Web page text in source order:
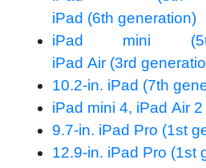
iPad (6th generation)
iPad mini
iPad Air (3rd
10.2-in. iPad (7th
iPad mini 4, iPad Air 2
9.7-in. iPad Pro (1st
12.9-in. iPad Pro (1st